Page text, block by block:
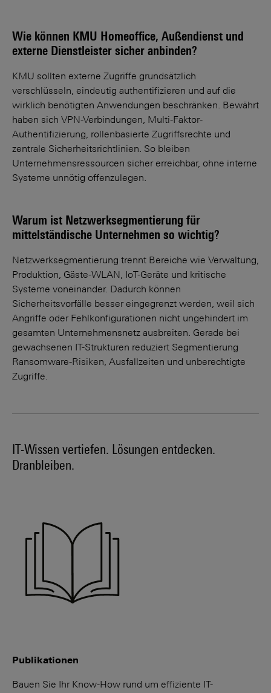
Wie können KMU Homeoffice, Außendienst und
externe Dienstleister sicher anbinden?
KMU sollten externe Zugriffe grundsätzlich
verschlüsseln, eindeutig authentifizieren und auf die
wirklich benötigten Anwendungen beschränken. Bewährt
haben sich VPN-Verbindungen, Multi-Faktor-
Authentifizierung, rollenbasierte Zugriffsrechte und
zentrale Sicherheitsrichtlinien. So bleiben
Unternehmensressourcen sicher erreichbar, ohne interne
Systeme unnötig offenzulegen.
Warum ist Netzwerksegmentierung für
mittelständische Unternehmen so wichtig?
Netzwerksegmentierung trennt Bereiche wie Verwaltung,
Produktion, Gäste-WLAN, IoT-Geräte und kritische
Systeme voneinander. Dadurch können
Sicherheitsvorfälle besser eingegrenzt werden, weil sich
Angriffe oder Fehlkonfigurationen nicht ungehindert im
gesamten Unternehmensnetz ausbreiten. Gerade bei
gewachsenen IT-Strukturen reduziert Segmentierung
Ransomware-Risiken, Ausfallzeiten und unberechtigte
Zugriffe.
IT-Wissen vertiefen. Lösungen entdecken.
Dranbleiben.
Publikationen
Bauen Sie Ihr Know-How rund um effiziente IT-